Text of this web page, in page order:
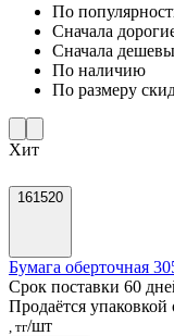
По
Cначала
Cначала
По наличию
По размеру
Хит
161520
Бумага оберточная
Срок поставки 60
Продаётся упаковкой
, тг/шт